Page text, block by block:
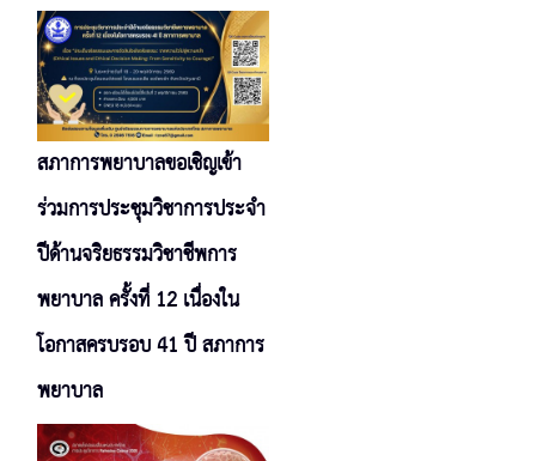
สภาการพยาบาลขอเชิญเข้า
ร่วมการประชุมวิชาการประจำ
ปีด้านจริยธรรมวิชาชีพการ
พยาบาล ครั้งที่ 12 เนื่องใน
โอกาสครบรอบ 41 ปี สภาการ
พยาบาล